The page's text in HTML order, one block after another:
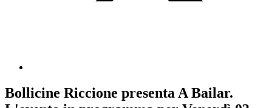
Bollicine Riccione presentaA Bailar.